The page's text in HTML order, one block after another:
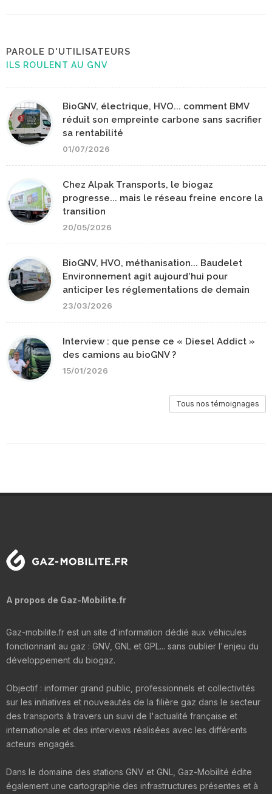
PAROLE D'UTILISATEURS
ILS ROULENT AU GNV
BioGNV, électrique, HVO... comment BMV
réduit son empreinte carbone sans sacrifier
sa rentabilité
01/07/2026
Chez Alpak Transports, le biogaz
progresse... mais le réseau freine encore la
transition
20/05/2026
BioGNV, HVO, méthanisation... Baudelet
Environnement agit aujourd'hui pour
anticiper les réglementations de demain
23/03/2026
Interview : que pense ce « Diesel Addict »
des camions au bioGNV ?
15/01/2026
Tous nos témoignages
A propos de Gaz-Mobilite.fr
Gaz-mobilite.fr est un site d'information dédié aux véhicules
fonctionnant au gaz : GNV, GNL et GPL... sans oublier l'enjeu du
développement du biogaz.
Objectif : informer grand public, professionnels et collectivités
sur les initiatives et nouveautés de la filière gaz dans le secteur
des transports à travers un suivi de l'actualité française et
internationale et des interviews réalisées avec les différents
acteurs engagés.
Dans le domaine des stations GNV et GNL, Gaz-Mobilité édite
également une cartographie des infrastructures présentes et à